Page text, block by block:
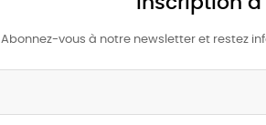
Abonnez-vous à notre newsletter et restez